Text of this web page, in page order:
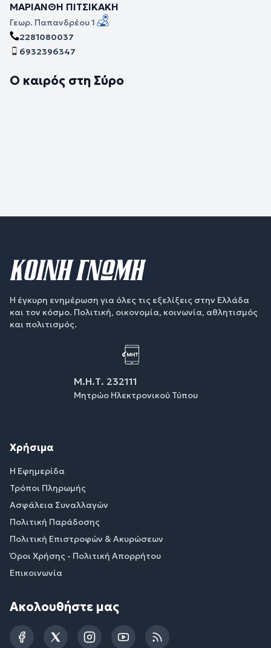
ΜΑΡΙΑΝΘΗ ΠΙΤΣΙΚΑΚΗ
Γεωρ. Παπανδρέου 1
2281080037
6932396347
Ο καιρός στη Σύρο
Η έγκυρη ενημέρωση για όλες τις εξελίξεις στην Ελλάδα
και τον κόσμο. Πολιτική, οικονομία, κοινωνία, αθλητισμός
και πολιτισμός.
Μ.Η.Τ. 232111
Μητρώο Ηλεκτρονικού Τύπου
Χρήσιμα
Η Εφημερίδα
Τρόποι Πληρωμής
Ασφάλεια Συναλλαγών
Πολιτική Παράδοσης
Πολιτική Επιστροφών & Ακυρώσεων
Όροι Χρήσης - Πολιτική Απορρήτου
Επικοινωνία
Ακολουθήστε μας
FacebookTwitterInstagramYouTubeRSS